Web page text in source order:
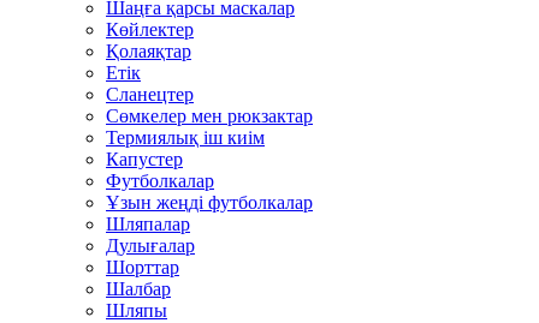
Шаңға қарсы маскалар
Көйлектер
Қолаяқтар
Етік
Сланецтер
Сөмкелер мен рюкзактар
Термиялық іш киім
Капустер
Футболкалар
Ұзын жеңді футболкалар
Шляпалар
Дулығалар
Шорттар
Шалбар
Шляпы